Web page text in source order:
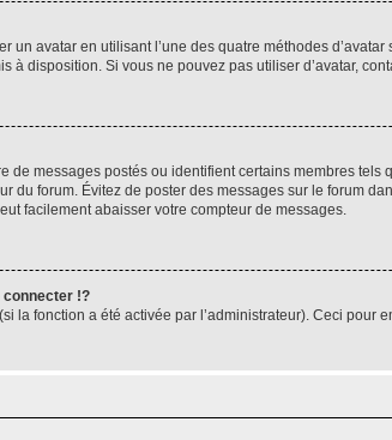
avatar en utilisant l’une des quatre méthodes
disposition. Si vous ne pouvez pas utiliser d’avatar,
de messages postés ou identifient certains membres
du forum. Évitez de poster des messages sur le forum
facilement abaisser votre compteur de messages.
connecter !?
la fonction a été activée par l’administrateur). Ceci pour